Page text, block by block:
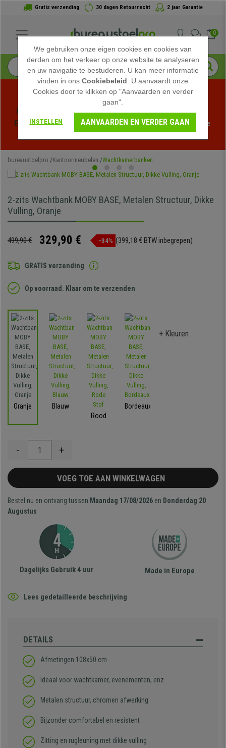
Gratis verzending 30 dagen Retourrecht 2 jaar Garantie
0
Profiteer van de Zomeruitverkoop bij bureaustoelpro!
Exclusieve kortingen voor een beperkte tijd - Bekijk de
bureaustoelpro Kantoormeubelen Wachtkamerbanken
2-zits Wachtbank MOBY BASE, Metalen Structuur, Dikke
Vulling, Oranje
499,90 € 329,90 € -34% (399,18 € BTW inbegrepen)
GRATIS verzending
Op voorraad. Klaar om te verzenden
Oranje
Blauw
Rood
Bordeaux
+ Kleuren
- +
VOEG TOE AAN WINKELWAGEN
Bestel nu en ontvang tussen Maandag 17/08/2026 en Donderdag 20
Augustus
Dagelijks Gebruik 4 uur Made in Europe
Lees gedetailleerde beschrijving
DETAILS
Afmetingen 108x50 cm
Ideaal voor wachtkamer, evenementen, enz.
Metalen structuur, chromen afwerking
Bijzonder comfortabel en resistent
Zitting en rugleuning met dikke vulling
We gebruiken onze eigen cookies en cookies van
derden om het verkeer op onze website te analyseren
en uw navigatie te bestuderen. U kan meer informatie
vinden in onsCookiebeleid . U aanvaardt onze
Cookies door te klikken op "Aanvaarden en verder
gaan".
INSTELLEN AANVAARDEN EN VERDER GAAN